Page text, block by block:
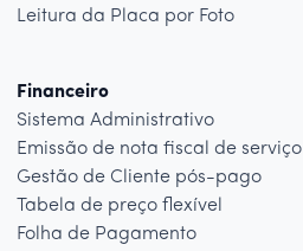
Leitura da Placa por Foto
Financeiro
Sistema Administrativo
Emissão de nota fiscal de serviço
Gestão de Cliente pós-pago
Tabela de preço flexível
Folha de Pagamento